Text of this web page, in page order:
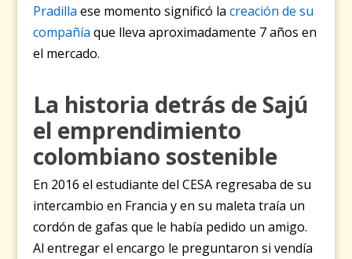
Pradilla ese momento significó lacreación de su
compañía que lleva aproximadamente 7 años en
el mercado.
La historia detrás de Sajú
el emprendimiento
colombiano sostenible
En 2016 el estudiante del CESA regresaba de su
intercambio en Francia y en su maleta traía un
cordón de gafas que le había pedido un amigo.
Al entregar el encargo le preguntaron si vendía